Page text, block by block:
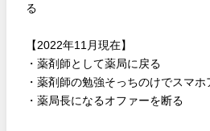
る
【2022年11月現在】
・薬剤師として薬局に戻る
・薬剤師の勉強そっちのけでスマホ
・薬局長になるオファーを断る